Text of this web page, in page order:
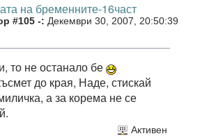
на бременните-16част
#105 -: Декември 30, 2007, 20:50:39
то не останало бе
до края, Наде, стискай
а за корема не се
Активен